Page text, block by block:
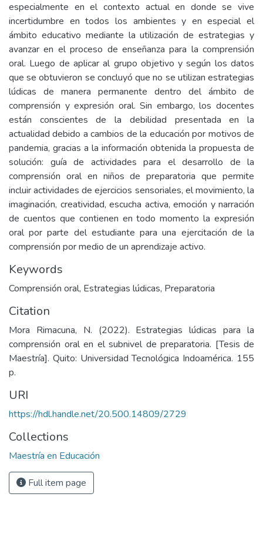
especialmente en el contexto actual en donde se vive
incertidumbre en todos los ambientes y en especial el
ámbito educativo mediante la utilización de estrategias y
avanzar en el proceso de enseñanza para la comprensión
oral. Luego de aplicar al grupo objetivo y según los datos
que se obtuvieron se concluyó que no se utilizan estrategias
lúdicas de manera permanente dentro del ámbito de
comprensión y expresión oral. Sin embargo, los docentes
están conscientes de la debilidad presentada en la
actualidad debido a cambios de la educación por motivos de
pandemia, gracias a la información obtenida la propuesta de
solución: guía de actividades para el desarrollo de la
comprensión oral en niños de preparatoria que permite
incluir actividades de ejercicios sensoriales, el movimiento, la
imaginación, creatividad, escucha activa, emoción y narración
de cuentos que contienen en todo momento la expresión
oral por parte del estudiante para una ejercitación de la
comprensión por medio de un aprendizaje activo.
Keywords
Comprensión oral, Estrategias lúdicas, Preparatoria
Citation
Mora Rimacuna, N. (2022). Estrategias lúdicas para la
comprensión oral en el subnivel de preparatoria. [Tesis de
Maestría]. Quito: Universidad Tecnológica Indoamérica. 155
p.
URI
https://hdl.handle.net/20.500.14809/2729
Collections
Maestría en Educación
Full item page